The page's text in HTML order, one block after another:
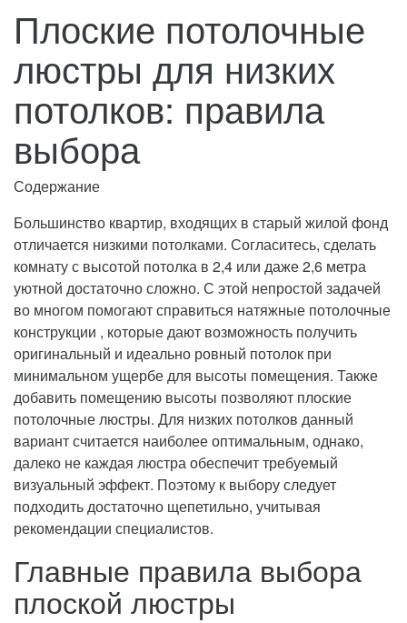
Плоские потолочные
люстры для низких
потолков: правила
выбора
Содержание
Большинство квартир, входящих в старый жилой фонд
отличается низкими потолками. Согласитесь, сделать
комнату с высотой потолка в 2,4 или даже 2,6 метра
уютной достаточно сложно. С этой непростой задачей
во многом помогают справиться натяжные потолочные
конструкции , которые дают возможность получить
оригинальный и идеально ровный потолок при
минимальном ущербе для высоты помещения. Также
добавить помещению высоты позволяют плоские
потолочные люстры. Для низких потолков данный
вариант считается наиболее оптимальным, однако,
далеко не каждая люстра обеспечит требуемый
визуальный эффект. Поэтому к выбору следует
подходить достаточно щепетильно, учитывая
рекомендации специалистов.
Главные правила выбора
плоской люстры